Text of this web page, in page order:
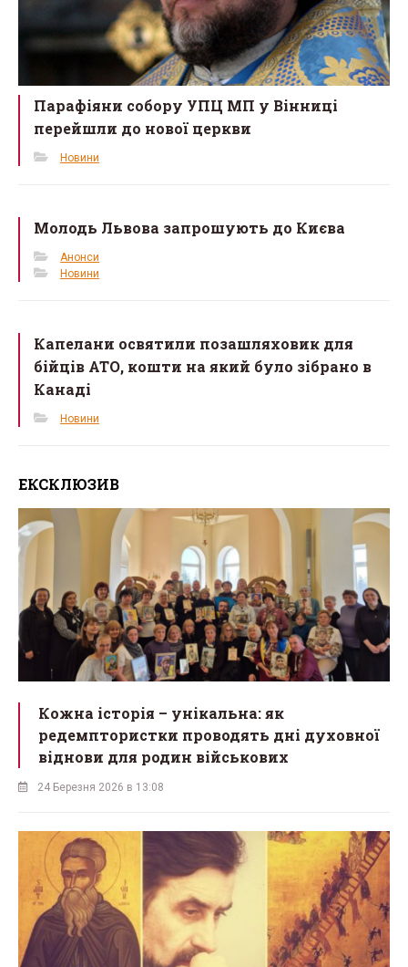
Парафіяни собору УПЦ МП у Вінниці
перейшли до нової церкви
Новини
Молодь Львова запрошують до Києва
Анонси
Новини
Капелани освятили позашляховик для
бійців АТО, кошти на який було зібрано в
Канаді
Новини
ЕКСКЛЮЗИВ
Кожна історія – унікальна: як
редемптористки проводять дні духовної
віднови для родин військових
24 Березня 2026 в 13:08